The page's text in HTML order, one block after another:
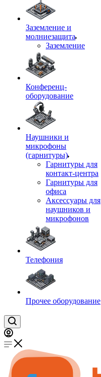
Заземление и
молниезащита
Заземление
Конференц-
оборудование
Наушники и
микрофоны
(гарнитуры)
Гарнитуры для
контакт-центра
Гарнитуры для
офиса
Аксессуары для
наушников и
микрофонов
Телефония
Прочее оборудование